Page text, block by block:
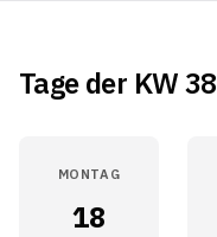
Tage der KW 38
MONTAG
18